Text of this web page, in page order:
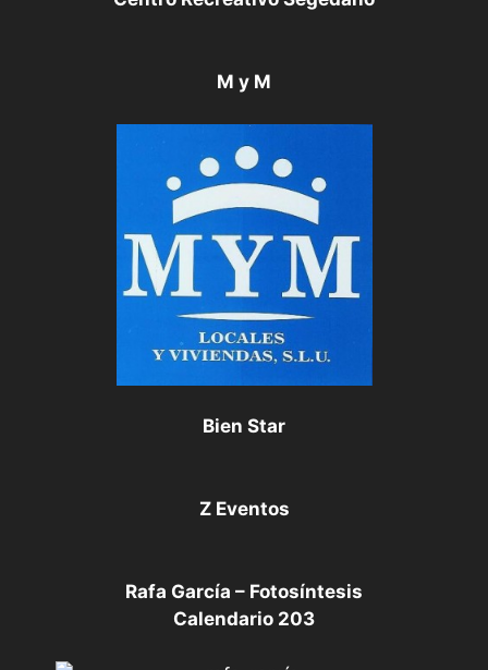
M y M
Bien Star
Z Eventos
Rafa García – Fotosíntesis
Calendario 203